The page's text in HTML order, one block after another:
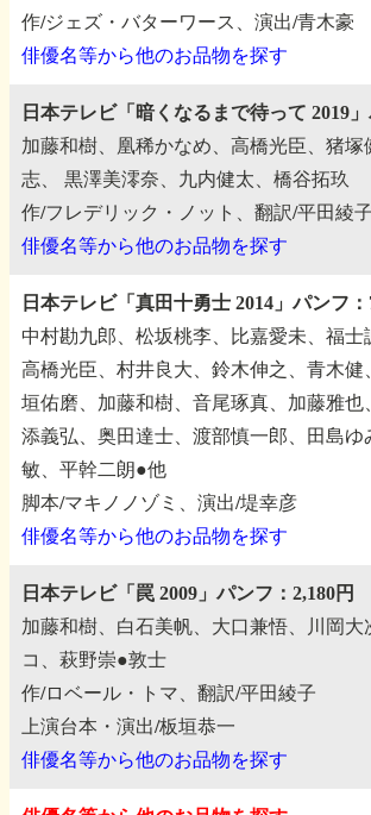
作/ジェズ・バターワース、演出/青木豪
俳優名等から他のお品物を探す
日本テレビ「暗くなるまで待って 2019
加藤和樹、凰稀かなめ、高橋光臣、猪塚
志、
黒澤美澪奈、九内健太、橋谷拓玖
作/フレデリック・ノット、翻訳/平田綾
俳優名等から他のお品物を探す
日本テレビ「真田十勇士 2014」パンフ：
中村勘九郎、松坂桃李、比嘉愛未、福士
高橋光臣、村井良大、鈴木伸之、青木健
垣佑磨、加藤和樹、音尾琢真、加藤雅也
添義弘、奥田達士、渡部慎一郎、田島ゆ
敏、平幹二朗●他
脚本/マキノノゾミ、演出/堤幸彦
俳優名等から他のお品物を探す
日本テレビ「罠 2009」パンフ：2,180円
加藤和樹、白石美帆、大口兼悟、川岡大
コ、萩野崇●敦士
作/ロベール・トマ、翻訳/平田綾子
上演台本・演出/板垣恭一
俳優名等から他のお品物を探す